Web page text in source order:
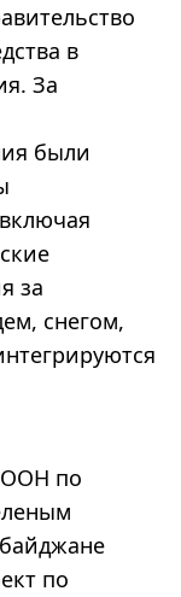
в
За
были
за
снегом,
ООН по
по